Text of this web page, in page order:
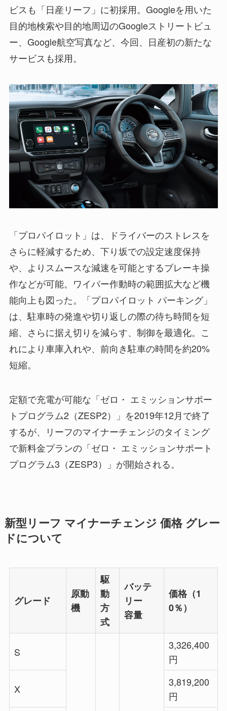
ビスも「日産リーフ」に初採用。Googleを用いた
目的地検索や目的地周辺のGoogleストリートビュ
ー、Google航空写真など、今回、日産初の新たな
サービスも採用。
「プロパイロット」は、ドライバーのストレスを
さらに軽減するため、下り坂での設定速度保持
や、よりスムースな減速を可能とするブレーキ操
作などが可能。ワイパー作動時の範囲拡大など機
能向上も図った。「プロパイロット パーキング」
は、駐車時の発進や切り返しの際の待ち時間を短
縮、さらに据え切りを減らす、制御を最適化。こ
れにより車庫入れや、前向き駐車の時間を約20%
短縮。
定額で充電が可能な「ゼロ・ エミッションサポー
トプログラム2（ZESP2）」を2019年12月で終了
するが、リーフのマイナーチェンジのタイミング
で新料金プランの「ゼロ・ エミッションサポート
プログラム3（ZESP3）」が開始される。
新型リーフ マイナーチェンジ 価格 グレー
ドについて
グレード
原動
機
駆
動
方
式
バッテ
リー
容量
価格（1
0％）
S
3,326,400
円
X
3,819,200
円